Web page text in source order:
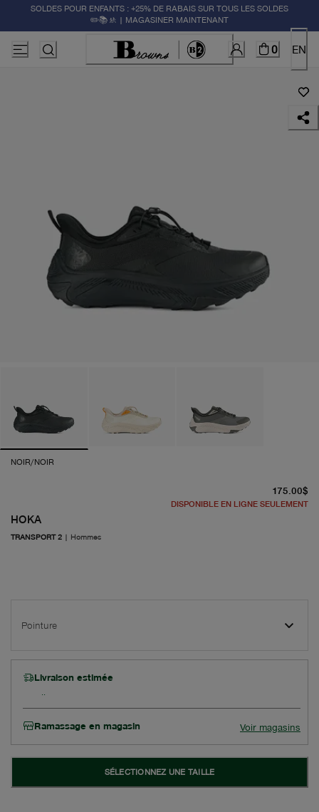
SOLDES POUR ENFANTS : +25% DE RABAIS SUR TOUS LES SOLDES
✏️📚🚸 | MAGASINER MAINTENANT
0 EN
NOIR/NOIR
HOKA
TRANSPORT 2 | Hommes
175.00$
DISPONIBLE EN LIGNE SEULEMENT
Pointure
Livraison estimée
Ramassage en magasin Voir magasins
SÉLECTIONNEZ UNE TAILLE